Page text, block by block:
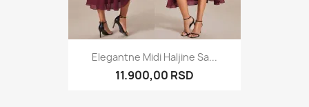
Elegantne Midi Haljine Sa...
11.900,00 RSD